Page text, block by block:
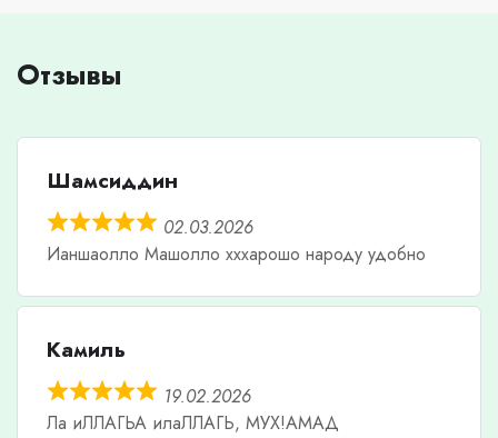
Отзывы
Шамсиддин
02.03.2026
Ианшаолло Машолло хххарошо народу удобно
Камиль
19.02.2026
Ла иЛЛАГЬА илаЛЛАГЬ, МУХ!АМАД